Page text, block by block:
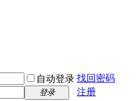
自动登录 找回密码
登录
注册